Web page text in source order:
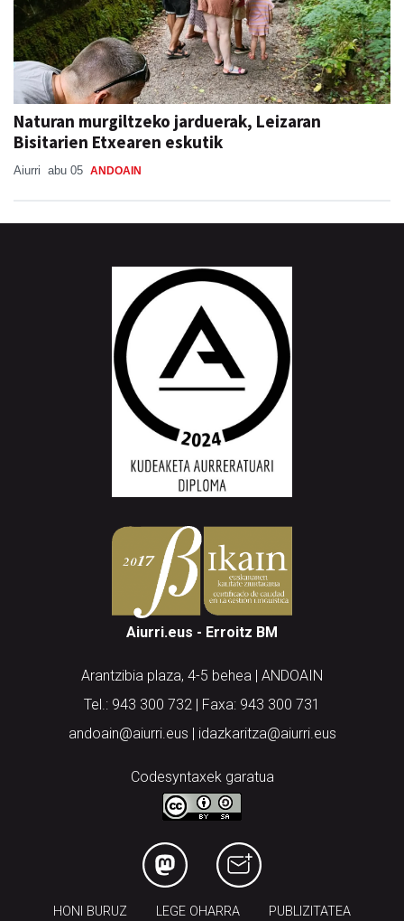
Naturan murgiltzeko jarduerak, Leizaran
Bisitarien Etxearen eskutik
Aiurri abu 05 ANDOAIN
Aiurri.eus - Erroitz BM
Arantzibia plaza, 4-5 behea | ANDOAIN
Tel.: 943 300 732 | Faxa: 943 300 731
andoain@aiurri.eus | idazkaritza@aiurri.eus
Codesyntaxek garatua
HONI BURUZ LEGE OHARRA PUBLIZITATEA